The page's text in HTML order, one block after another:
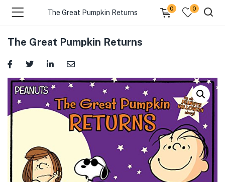
The Great Pumpkin Returns
0 0
The Great Pumpkin Returns